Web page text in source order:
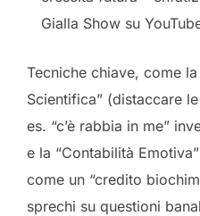
Gialla Show su
Tecniche chiave, come
Scientifica” (distaccare
es. “c’è rabbia in me”
e la “Contabilità
come un “credito
sprechi su questioni